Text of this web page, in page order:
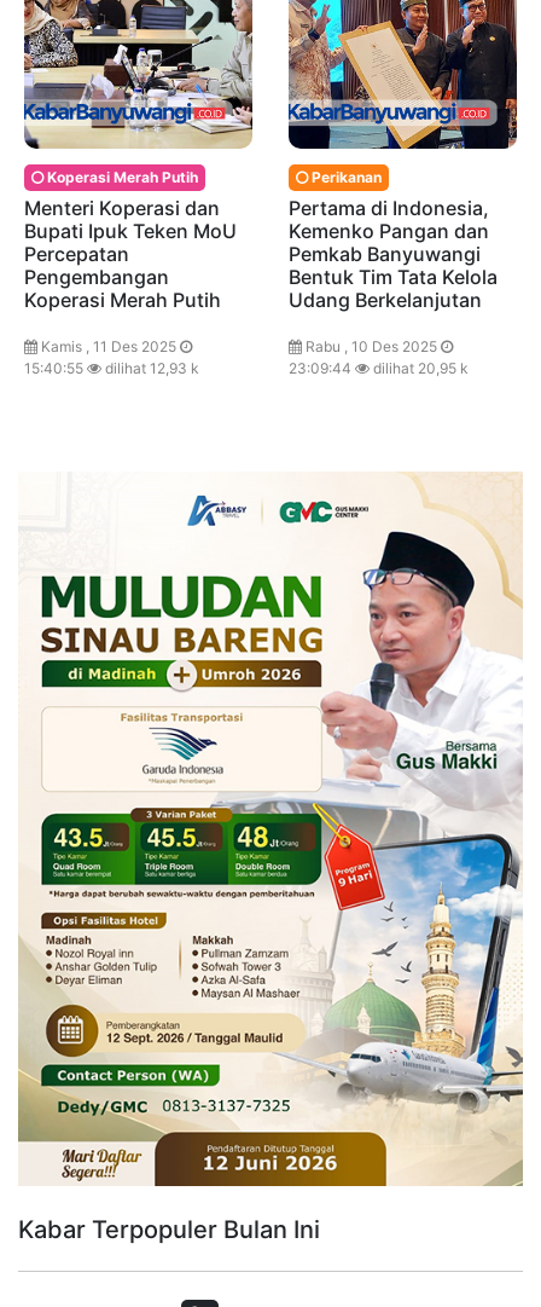
Koperasi Merah Putih
Menteri Koperasi dan
Bupati Ipuk Teken MoU
Percepatan
Pengembangan
Koperasi Merah Putih
Kamis , 11 Des 2025
15:40:55
dilihat 12,93 k
Perikanan
Pertama di Indonesia,
Kemenko Pangan dan
Pemkab Banyuwangi
Bentuk Tim Tata Kelola
Udang Berkelanjutan
Rabu , 10 Des 2025
23:09:44
dilihat 20,95 k
Kabar Terpopuler Bulan Ini